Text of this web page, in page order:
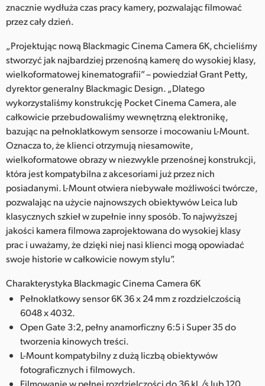
znacznie wydłuża czas pracy kamery, pozwalając filmować
przez cały dzień.
„Projektując nową Blackmagic Cinema Camera 6K, chcieliśmy
stworzyć jak najbardziej przenośną kamerę do wysokiej klasy,
wielkoformatowej kinematografii” – powiedział Grant Petty,
dyrektor generalny Blackmagic Design. „Dlatego
wykorzystaliśmy konstrukcję Pocket Cinema Camera, ale
całkowicie przebudowaliśmy wewnętrzną elektronikę,
bazując na pełnoklatkowym sensorze i mocowaniu L-Mount.
Oznacza to, że klienci otrzymują niesamowite,
wielkoformatowe obrazy w niezwykle przenośnej konstrukcji,
która jest kompatybilna z akcesoriami już przez nich
posiadanymi. L-Mount otwiera niebywałe możliwości twórcze,
pozwalając na użycie najnowszych obiektywów Leica lub
klasycznych szkieł w zupełnie inny sposób. To najwyższej
jakości kamera filmowa zaprojektowana do wysokiej klasy
prac i uważamy, że dzięki niej nasi klienci mogą opowiadać
swoje historie w całkowicie nowym stylu”.
Charakterystyka Blackmagic Cinema Camera 6K
Pełnoklatkowy sensor 6K 36 x 24 mm z rozdzielczością
6048 x 4032.
Open Gate 3:2, pełny anamorficzny 6:5 i Super 35 do
tworzenia kinowych treści.
L-Mount kompatybilny z dużą liczbą obiektywów
fotograficznych i filmowych.